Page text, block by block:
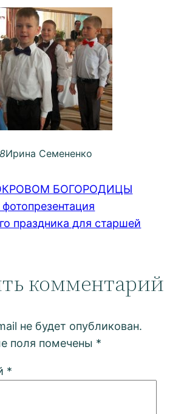
Ирина Семененко
БОГОРОДИЦЫ
праздника для старшей
комментарий
не будет опубликован.
поля помечены *
*